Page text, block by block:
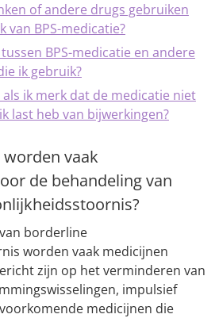
of andere drugs gebruiken
van BPS-medicatie?
BPS-medicatie en andere
ik gebruik?
ik merk dat de medicatie niet
last heb van bijwerkingen?
vaak
de behandeling van
borderline
worden vaak medicijnen
zijn op het verminderen van
impulsief
medicijnen die